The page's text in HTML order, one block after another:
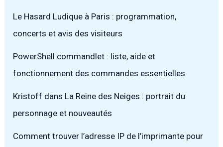
Le Hasard Ludique à Paris : programmation,
concerts et avis des visiteurs
PowerShell commandlet : liste, aide et
fonctionnement des commandes essentielles
Kristoff dans La Reine des Neiges : portrait du
personnage et nouveautés
Comment trouver l’adresse IP de l’imprimante pour